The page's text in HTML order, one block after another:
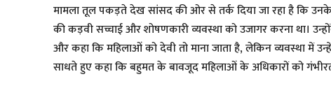
मामला तूल पकड़ते देख सांसद की ओर से तर्क दिया जा रहा है कि
की कड़वी सच्चाई और शोषणकारी व्यवस्था को उजागर करना था।
और कहा कि महिलाओं को देवी तो माना जाता है, लेकिन व्यवस्था में
साधते हुए कहा कि बहुमत के बावजूद महिलाओं के अधिकारों को